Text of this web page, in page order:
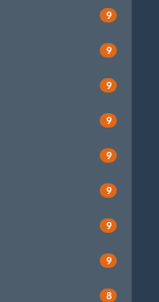
9
9
9
9
9
9
9
9
8